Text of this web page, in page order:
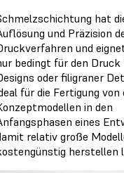
hat
und Präzision
und
bedingt für den
oder filigraner
für die Fertigung von
in den
eines
relativ große
herstellen